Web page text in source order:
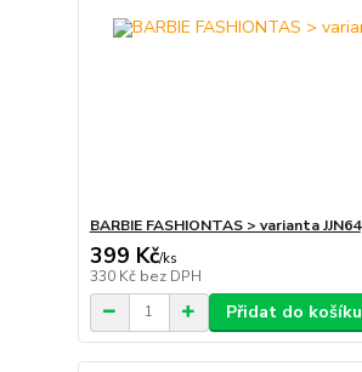
BARBIE FASHIONTAS > varianta JJN64
399 Kč/ks
330 Kč bez DPH
Přidat do košíku